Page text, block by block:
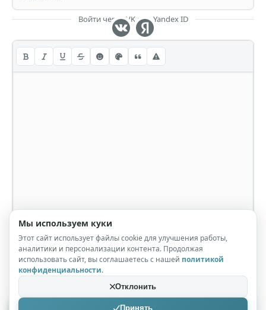
Войти через VK или Yandex ID
Мы используем куки
Этот сайт использует файлы cookie для улучшения работы,
аналитики и персонализации контента. Продолжая
использовать сайт, вы соглашаетесь с нашей политикой
конфиденциальности.
Отклонить
Принять